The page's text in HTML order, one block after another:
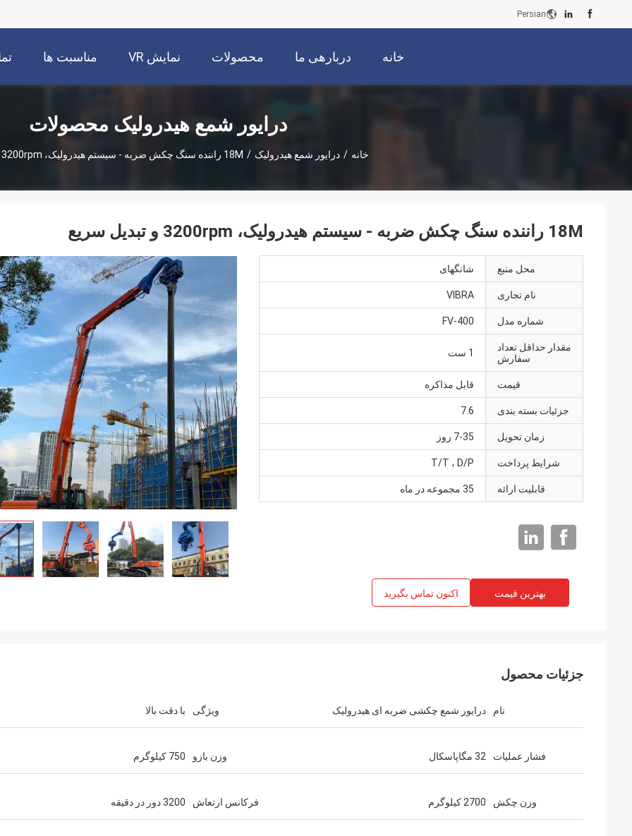
Persian
خانه دربارهی ما محصولات نمایش VR مناسبت ها
درایور شمع هیدرولیک محصولات
خانه / درایور شمع هیدرولیک / 18M راننده سنگ چکش ضربه - سیستم هیدرولیک، 3200rpm و تبدیل سریع
18M راننده سنگ چکش ضربه - سیستم هیدرولیک، 3200rpm و تبدیل سریع
محل منبع شانگهای
نام تجاری VIBRA
شماره مدل FV-400
مقدار حداقل تعداد
سفارش
1 ست
قیمت قابل مذاکره
جزئیات بسته بندی 7.6
زمان تحویل 7-35 روز
شرایط پرداخت T/T ، D/P
قابلیت ارائه 35 مجموعه در ماه
بهترین قیمت اکنون تماس بگیرید
جزئیات محصول
نام درایور شمع چکشی ضربه ای هیدرولیک ویژگی با دقت بالا
فشار عملیات 32 مگاپاسکال وزن بازو 750 کیلوگرم
وزن چکش 2700 کیلوگرم فرکانس ارتعاش 3200 دور در دقیقه